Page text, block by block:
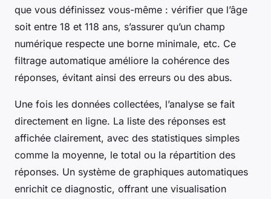
que vous définissez vous-même : vérifier que l’âge
soit entre 18 et 118 ans, s’assurer qu’un champ
numérique respecte une borne minimale, etc. Ce
filtrage automatique améliore la cohérence des
réponses, évitant ainsi des erreurs ou des abus.
Une fois les données collectées, l’analyse se fait
directement en ligne. La liste des réponses est
affichée clairement, avec des statistiques simples
comme la moyenne, le total ou la répartition des
réponses. Un système de graphiques automatiques
enrichit ce diagnostic, offrant une visualisation